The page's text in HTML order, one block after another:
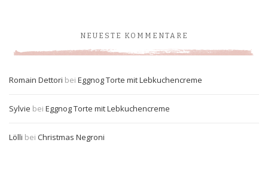
NEUESTE KOMMENTARE
Romain Dettori bei Eggnog Torte mit Lebkuchencreme
Sylvie bei Eggnog Torte mit Lebkuchencreme
Lölli bei Christmas Negroni